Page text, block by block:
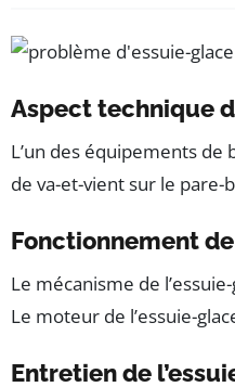
Aspect technique
L’un des équipements de
de va-et-vient sur le pare-
Fonctionnement
Le mécanisme de
Le moteur de l’essuie-
Entretien de